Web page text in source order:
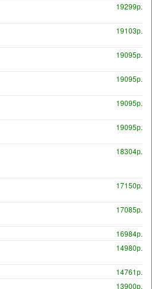
19299р.
19103р.
19095р.
19095р.
19095р.
19095р.
18304р.
17150р.
17085р.
16984р.
14980р.
14761р.
13900р.